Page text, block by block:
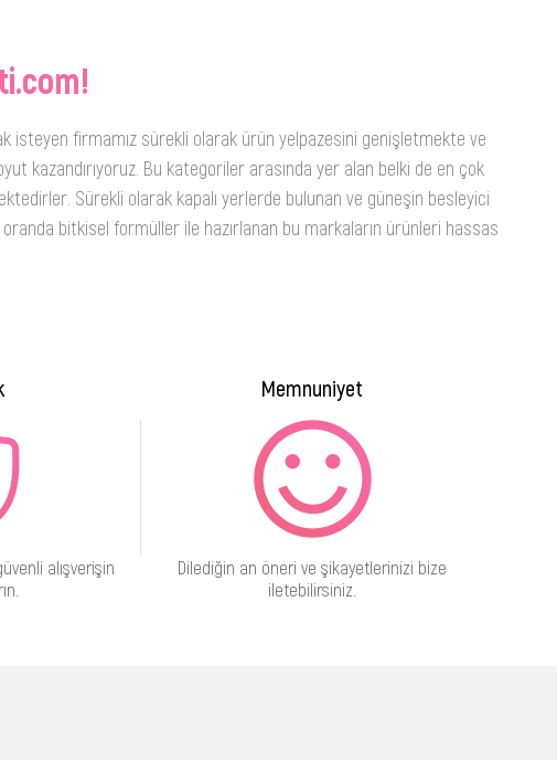
isteyen firmamız sürekli olarak ürün yelpazesini genişletmekte ve
kazandırıyoruz. Bu kategoriler arasında yer alan belki de en çok
Sürekli olarak kapalı yerlerde bulunan ve güneşin besleyici
bitkisel formüller ile hazırlanan bu markaların ürünleri hassas
alışverişin
Memnuniyet
Dilediğin an öneri ve şikayetlerinizi bize
iletebilirsiniz.